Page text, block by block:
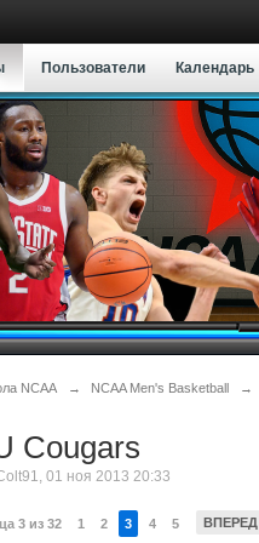
Пользователи Календарь
NCAA → NCAA Men's Basketball →
Cougars
,01 ноя 2013 20:33
3 из 32 1 2 3 4 5 ВПЕРЕД